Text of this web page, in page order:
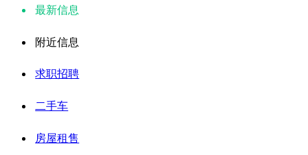
最新信息
附近信息
求职招聘
二手车
房屋租售